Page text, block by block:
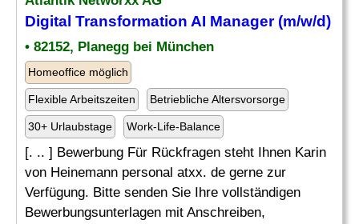
Digital Transformation AI Manager (m/w/d)
• 82152, Planegg bei München
Homeoffice möglich
Flexible Arbeitszeiten Betriebliche Altersvorsorge
30+ Urlaubstage Work-Life-Balance
[. .. ] Bewerbung Für Rückfragen steht Ihnen Karin
von Heinemann personal atxx. de gerne zur
Verfügung. Bitte senden Sie Ihre vollständigen
Bewerbungsunterlagen mit Anschreiben,